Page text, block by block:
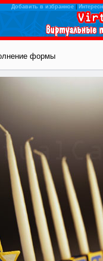
Добавить в избранное|
формы